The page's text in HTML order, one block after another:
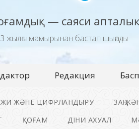
— саяси апталық
жылғы мамырынан бастап шығады
Редакция
ЖИ ЖӘНЕ ЦИФРЛАНДЫРУ ЗАҢ
ҚОҒАМ ДІНИ АХУАЛ